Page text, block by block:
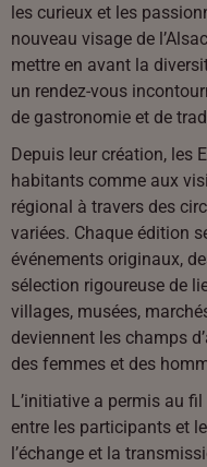
les curieux et les
nouveau visage de
mettre en avant la
un rendez-vous
de gastronomie et de
Depuis leur création, les
habitants comme aux
régional à travers des
variées. Chaque édition
événements originaux,
sélection rigoureuse de
villages, musées,
deviennent les champs
des femmes et des
L’initiative a permis au
entre les participants et
l’échange et la